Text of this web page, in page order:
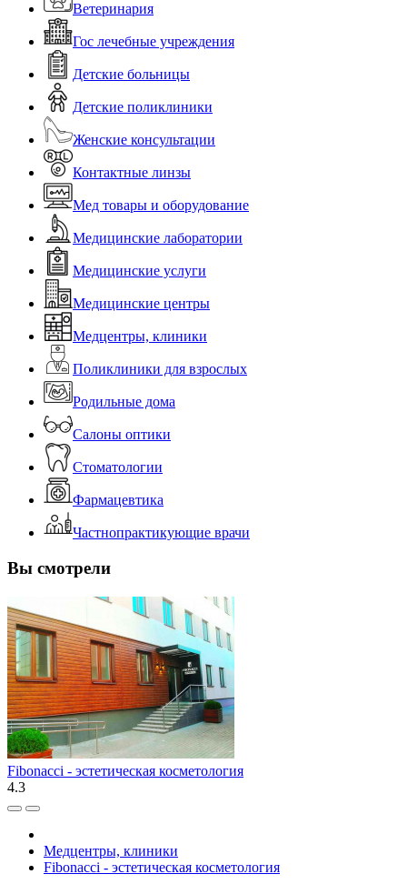
Ветеринария
Гос лечебные учреждения
Детские больницы
Детские поликлиники
Женские консультации
Контактные линзы
Мед товары и оборудование
Медицинские лаборатории
Медицинские услуги
Медицинские центры
Медцентры, клиники
Поликлиники для взрослых
Родильные дома
Салоны оптики
Стоматологии
Фармацевтика
Частнопрактикующие врачи
Вы смотрели
Fibonacci - эстетическая косметология
4.3
Медцентры, клиники
Fibonacci - эстетическая косметология